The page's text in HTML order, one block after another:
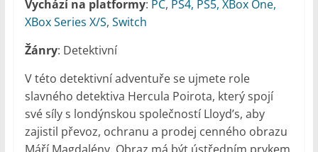
Vychází na platformy: PC, PS4, PS5, XBox One,
XBox Series X/S, Switch
Žánry: Detektivní
V této detektivní adventuře se ujmete role
slavného detektiva Hercula Poirota, který spojí
své síly s londýnskou společností Lloyd’s, aby
zajistil převoz, ochranu a prodej cenného obrazu